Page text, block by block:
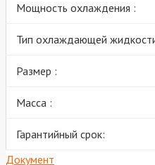
Мощность охлаждения :
Тип охлаждающей
Размер :
Масса :
Гарантийный срок:
Документ